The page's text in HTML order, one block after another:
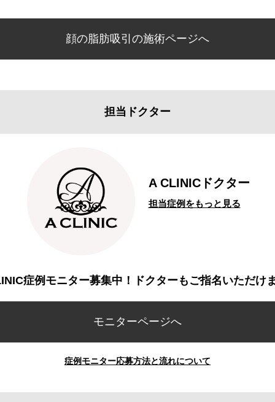
顔の脂肪吸引の施術ページへ
担当ドクター
A CLINICドクター
担当症例をもっと見る
症例モニター募集中！ドクターもご指名いただけ
モニターページへ
症例モニター応募方法と流れについて